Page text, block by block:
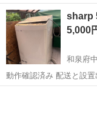
補充～出荷準備まで 未経験歓迎♪ シンプルな繰り返し作業がメインで
す◎ ＜具体的には…＞ ◆充填装置に缶をセットしオイルを充填 ◆充
填された缶をパレットに
大阪 和泉市
sharp
5,000
和泉府
動作確認済み 配送と設